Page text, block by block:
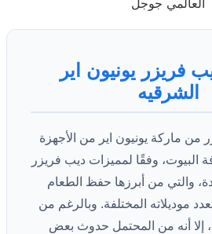
العالمي جوجل
فريزر يونيون اير
الشرقيه
من ماركة يونيون اير من الأجهزة
البيوت، وفقًا لمميزات ديب فريزر
والتي من أبرزها حفظ الطعام
موديلاته المختلفة. وبالرغم من
إلا أنه من المحتمل حدوث بعض